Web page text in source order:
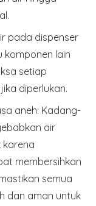
pada dispenser
komponen lain
setiap
diperlukan.
aneh: Kadang-
air
membersihkan
semua
dan aman untuk